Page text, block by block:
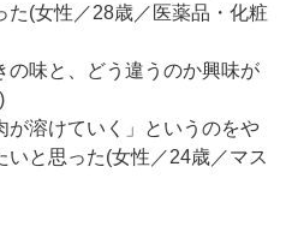
た(女性／28歳／医薬品・化粧
の味と、どう違うのか興味が
が溶けていく」というのをや
いと思った(女性／24歳／マス